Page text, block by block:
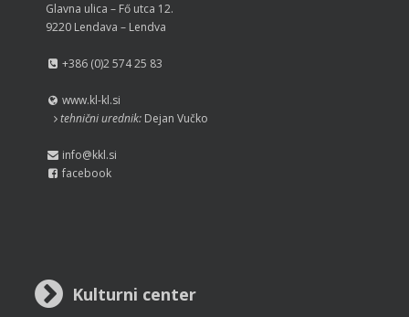
Glavna ulica – Fő utca 12.
9220 Lendava – Lendva
+386 (0)2 574 25 83
www.kl-kl.si
tehnični urednik: Dejan Vučko
info@kkl.si
facebook
Kulturni center